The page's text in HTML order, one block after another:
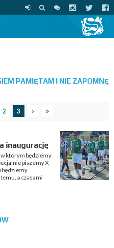
PAMIĘTAM I NIE ZAPOMNĘ
2 3
inaugurację
którym będziemy
piszemy X
będziemy
a czasami